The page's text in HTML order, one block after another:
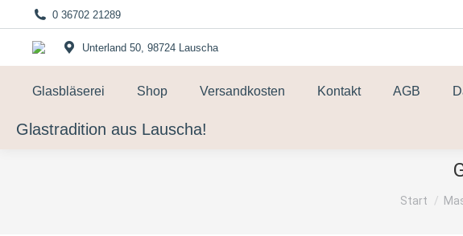
0 36702 21289
Unterland 50, 98724 Lauscha
Glasbläserei Shop Versandkosten Kontakt AGB
Glastradition aus Lauscha!
Sie
Start